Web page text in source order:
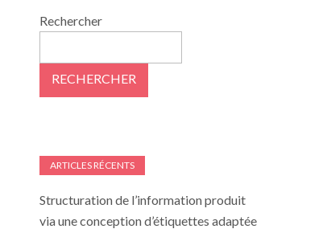
Rechercher
RECHERCHER
ARTICLES RÉCENTS
Structuration de l’information produit
via une conception d’étiquettes adaptée